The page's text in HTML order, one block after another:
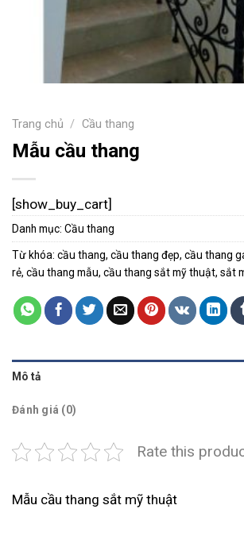
Trang chủ / Cầu thang
Mẫu cầu thang
[show_buy_cart]
Danh mục: Cầu thang
Từ khóa: cầu thang, cầu thang đẹp, cầu thang
rẻ, cầu thang mẫu, cầu thang sắt mỹ thuật, sắt
Mô tả
Đánh giá (0)
Rate this
Mẫu cầu thang sắt mỹ thuật